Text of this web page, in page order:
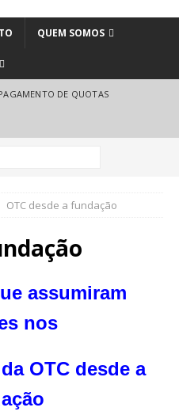
QUEM SOMOS
DE QUOTAS
OTC desde a fundação
assumiram
nos
OTC desde a